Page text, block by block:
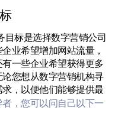
目标是选择数字营销公司
业希望增加网站流量，
一些企业希望获得更多
您想从数字营销机构寻
，以便他们能够提供最
，您可以问自己以下一